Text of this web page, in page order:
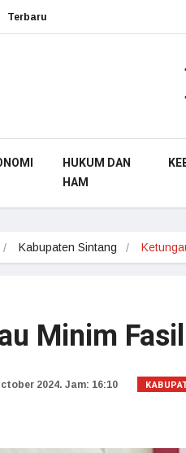
Terbaru
HUKUM DAN
HAM
Kabupaten Sintang
Minim
2024. Jam: 16:10